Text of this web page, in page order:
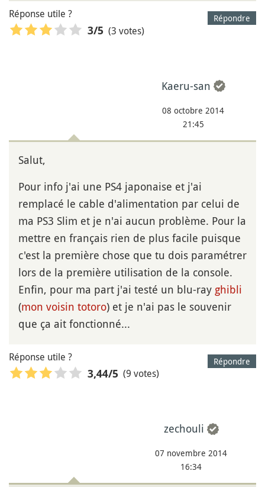
Répondre
Réponse utile ?
3/5 (3 votes)
Kaeru-san
08 octobre 2014
21:45
Salut,
Pour info j'ai une PS4 japonaise et j'ai
remplacé le cable d'alimentation par celui de
ma PS3 Slim et je n'ai aucun problème. Pour la
mettre en français rien de plus facile puisque
c'est la première chose que tu dois paramétrer
lors de la première utilisation de la console.
Enfin, pour ma part j'ai testé un blu-ray ghibli
(mon voisin totoro) et je n'ai pas le souvenir
que ça ait fonctionné...
Répondre
Réponse utile ?
3,44/5 (9 votes)
zechouli
07 novembre 2014
16:34